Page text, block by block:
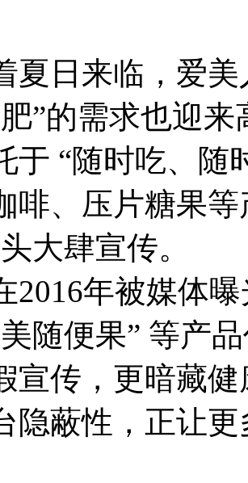
日来临，爱美
”的需求也迎
于 “随时吃、随
啡、压片糖果
大肆宣传。
年被媒体曝
随便果” 等产
宣传，更暗藏
隐蔽性，正让